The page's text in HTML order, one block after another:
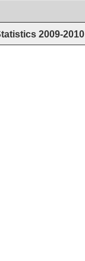
2009-2010